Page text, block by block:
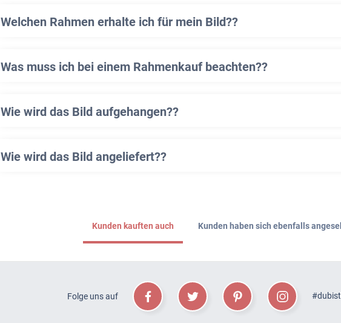
Welchen Rahmen erhalte ich für mein Bild??
Was muss ich bei einem Rahmenkauf beachten??
Wie wird das Bild aufgehangen??
Wie wird das Bild angeliefert??
Kunden kauften auch Kunden haben sich ebenfalls
Folge uns auf